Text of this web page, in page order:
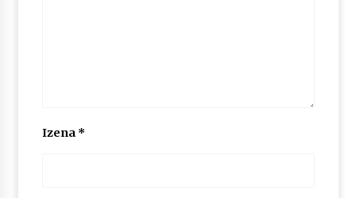
Izena *